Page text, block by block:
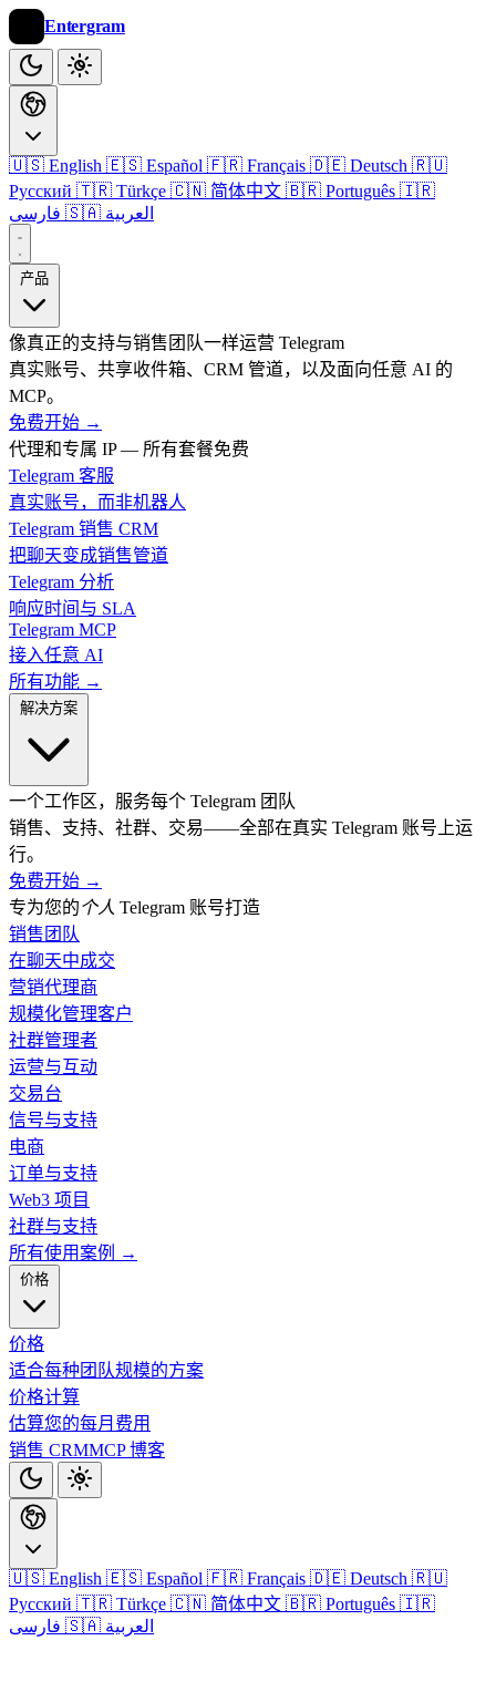
Entergram
🇺🇸 English 🇪🇸 Español 🇫🇷 Français 🇩🇪 Deutsch 🇷🇺
Русский 🇹🇷 Türkçe 🇨🇳 简体中文 🇧🇷 Português 🇮🇷
🇸🇦 العربية
产品
像真正的支持与销售团队一样运营 Telegram
真实账号、共享收件箱、CRM 管道，以及面向任意 AI 的
MCP。
免费开始 →
代理和专属 IP — 所有套餐免费
Telegram 客服
真实账号，而非机器人
Telegram 销售 CRM
把聊天变成销售管道
Telegram 分析
响应时间与 SLA
Telegram MCP
接入任意 AI
所有功能 →
解决方案
一个工作区，服务每个 Telegram 团队
销售、支持、社群、交易——全部在真实 Telegram 账号上运
行。
免费开始 →
专为您的个人 Telegram 账号打造
销售团队
在聊天中成交
营销代理商
规模化管理客户
社群管理者
运营与互动
交易台
信号与支持
电商
订单与支持
Web3 项目
社群与支持
所有使用案例 →
价格
价格
适合每种团队规模的方案
价格计算
估算您的每月费用
销售 CRMMCP博客
🇺🇸 English 🇪🇸 Español 🇫🇷 Français 🇩🇪 Deutsch 🇷🇺
Русский 🇹🇷 Türkçe 🇨🇳 简体中文 🇧🇷 Português 🇮🇷
🇸🇦 العربية